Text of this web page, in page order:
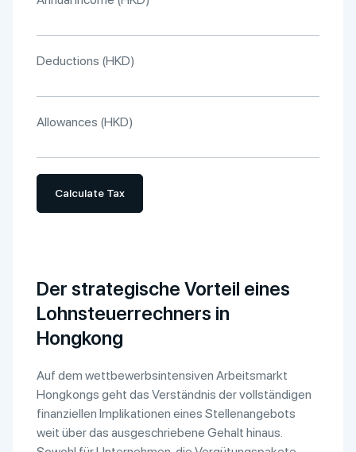
Deductions (HKD)
Allowances (HKD)
Calculate Tax
Der strategische Vorteil eines
Lohnsteuerrechners in
Hongkong
Auf dem wettbewerbsintensiven Arbeitsmarkt
Hongkongs geht das Verständnis der vollständigen
finanziellen Implikationen eines Stellenangebots
weit über das ausgeschriebene Gehalt hinaus.